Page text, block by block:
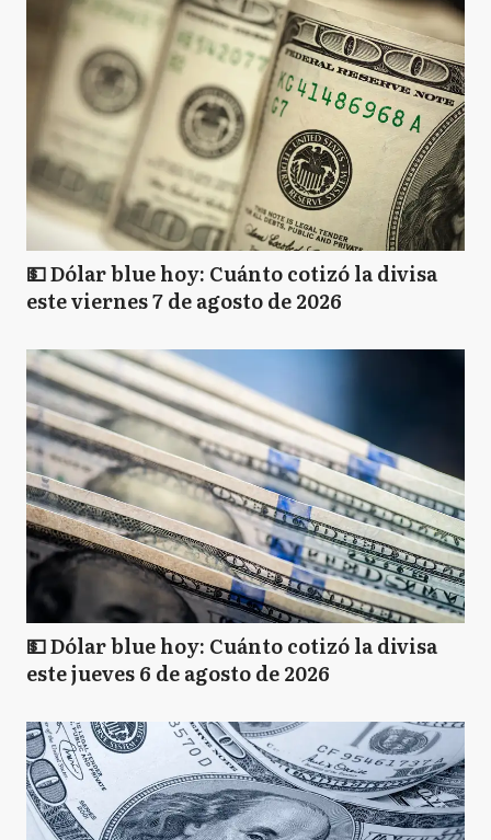
💵 Dólar blue hoy: Cuánto cotizó la divisa
este viernes 7 de agosto de 2026
💵 Dólar blue hoy: Cuánto cotizó la divisa
este jueves 6 de agosto de 2026